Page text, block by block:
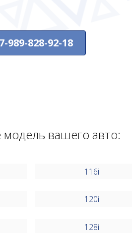
989-828-92-18
вашего авто:
116i
120i
128i